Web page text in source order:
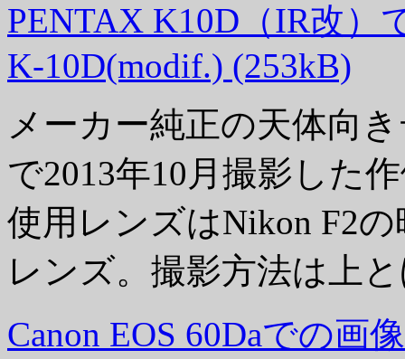
PENTAX K10D（IR改）
K-10D(modif.) (253kB)
メーカー純正の天体向
で2013年10月撮影した
使用レンズはNikon F2
レンズ。撮影方法は上
Canon EOS 60Daでの画